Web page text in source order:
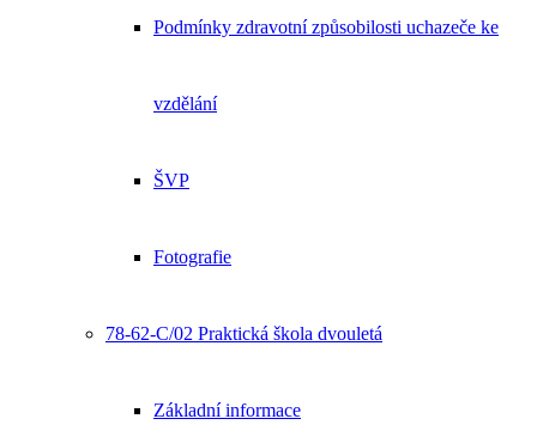
Podmínky zdravotní způsobilosti uchazeče ke
vzdělání
ŠVP
Fotografie
78-62-C/02 Praktická škola dvouletá
Základní informace